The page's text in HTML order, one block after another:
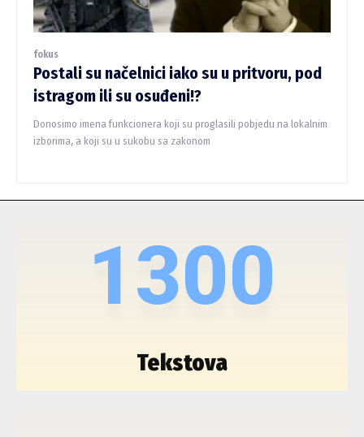
fokus
Postali su načelnici iako su u pritvoru, pod
istragom ili su osuđeni!?
Donosimo imena funkcionera koji su proglasili pobjedu na lokalnim
izborima, a koji su u sukobu sa zakonom
1300
Tekstova